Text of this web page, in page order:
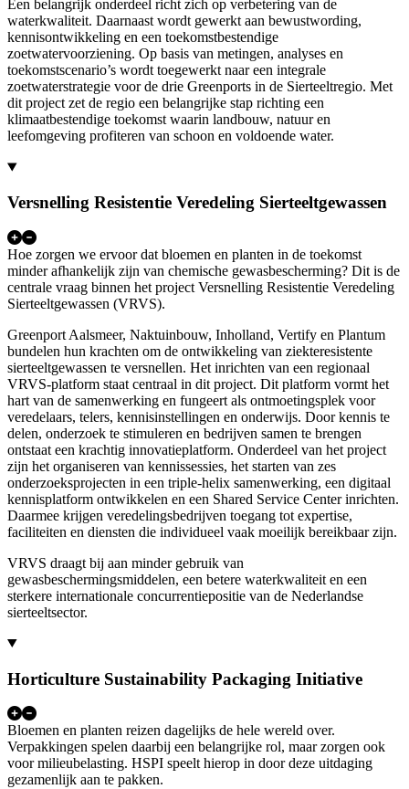
Een belangrijk onderdeel richt zich op verbetering van de
waterkwaliteit. Daarnaast wordt gewerkt aan bewustwording,
kennisontwikkeling en een toekomstbestendige
zoetwatervoorziening. Op basis van metingen, analyses en
toekomstscenario’s wordt toegewerkt naar een integrale
zoetwaterstrategie voor de drie Greenports in de Sierteeltregio. Met
dit project zet de regio een belangrijke stap richting een
klimaatbestendige toekomst waarin landbouw, natuur en
leefomgeving profiteren van schoon en voldoende water.
Versnelling Resistentie Veredeling Sierteeltgewassen
Hoe zorgen we ervoor dat bloemen en planten in de toekomst
minder afhankelijk zijn van chemische gewasbescherming? Dit is de
centrale vraag binnen het project Versnelling Resistentie Veredeling
Sierteeltgewassen (VRVS).
Greenport Aalsmeer, Naktuinbouw, Inholland, Vertify en Plantum
bundelen hun krachten om de ontwikkeling van ziekteresistente
sierteeltgewassen te versnellen. Het inrichten van een regionaal
VRVS-platform staat centraal in dit project. Dit platform vormt het
hart van de samenwerking en fungeert als ontmoetingsplek voor
veredelaars, telers, kennisinstellingen en onderwijs. Door kennis te
delen, onderzoek te stimuleren en bedrijven samen te brengen
ontstaat een krachtig innovatieplatform. Onderdeel van het project
zijn het organiseren van kennissessies, het starten van zes
onderzoeksprojecten in een triple-helix samenwerking, een digitaal
kennisplatform ontwikkelen en een Shared Service Center inrichten.
Daarmee krijgen veredelingsbedrijven toegang tot expertise,
faciliteiten en diensten die individueel vaak moeilijk bereikbaar zijn.
VRVS draagt bij aan minder gebruik van
gewasbeschermingsmiddelen, een betere waterkwaliteit en een
sterkere internationale concurrentiepositie van de Nederlandse
sierteeltsector.
Horticulture Sustainability Packaging Initiative
Bloemen en planten reizen dagelijks de hele wereld over.
Verpakkingen spelen daarbij een belangrijke rol, maar zorgen ook
voor milieubelasting. HSPI speelt hierop in door deze uitdaging
gezamenlijk aan te pakken.